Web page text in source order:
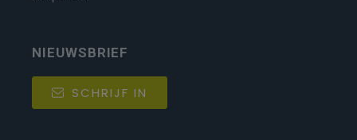
NIEUWSBRIEF
SCHRIJF IN